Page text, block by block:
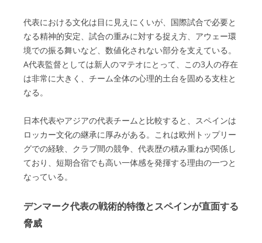
代表における文化は目に見えにくいが、国際試合で必要と
なる精神的安定、試合の重みに対する捉え方、アウェー環
境での振る舞いなど、数値化されない部分を支えている。
A代表監督としては新人のマテオにとって、この3人の存在
は非常に大きく、チーム全体の心理的土台を固める支柱と
なる。
日本代表やアジアの代表チームと比較すると、スペインは
ロッカー文化の継承に厚みがある。これは欧州トップリー
グでの経験、クラブ間の競争、代表歴の積み重ねが関係し
ており、短期合宿でも高い一体感を発揮する理由の一つと
なっている。
デンマーク代表の戦術的特徴とスペインが直面する
脅威